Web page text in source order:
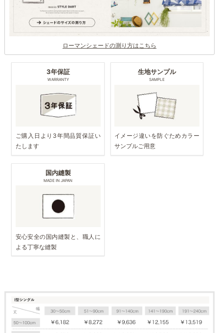
ローマンシェードの測り方はこちら
3年保証
WARRANTY
ご購入日より3年間品質保証い
たします
生地サンプル
SAMPLE
イメージ違いを防ぐためカラー
サンプルご用意
国内縫製
MADE IN JAPAN
安心安全の国内縫製と、職人に
よる丁寧な縫製